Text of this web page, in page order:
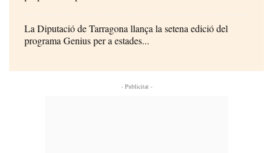
La Diputació de Tarragona llança la setena edició del
programa Genius per a estades...
- Publicitat -